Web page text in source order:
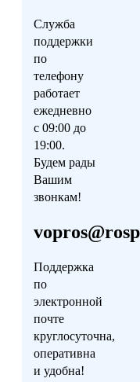
Служба
поддержки
по
телефону
работает
ежедневно
с 09:00 до
19:00.
Будем рады
Вашим
звонкам!
Поддержка
по
электронной
почте
круглосуточна,
оперативна
и удобна!